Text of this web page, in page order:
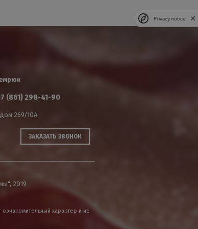
(861) 298-41-90
269/10А
ЗАКАЗАТЬ ЗВОНОК
2019
характер и не
Privacy notice